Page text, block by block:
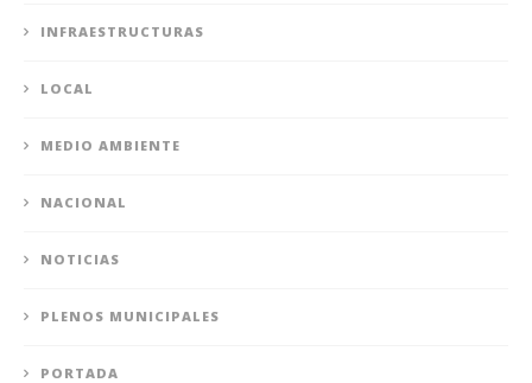
INFRAESTRUCTURAS
LOCAL
MEDIO AMBIENTE
NACIONAL
NOTICIAS
PLENOS MUNICIPALES
PORTADA